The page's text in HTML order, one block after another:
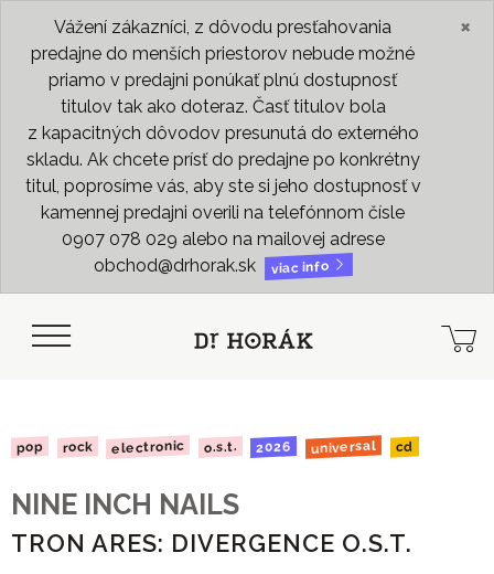
Vážení zákazníci, z dôvodu presťahovania
predajne do menších priestorov nebude možné
priamo v predajni ponúkať plnú dostupnosť
titulov tak ako doteraz. Časť titulov bola
z kapacitných dôvodov presunutá do externého
skladu. Ak chcete prísť do predajne po konkrétny
titul, poprosíme vás, aby ste si jeho dostupnosť v
kamennej predajni overili na telefónnom čísle
0907 078 029 alebo na mailovej adrese
obchod@drhorak.sk
viac info
×
pop rock electronic o.s.t. 2026 universal cd
NINE INCH NAILS
TRON ARES: DIVERGENCE O.S.T.